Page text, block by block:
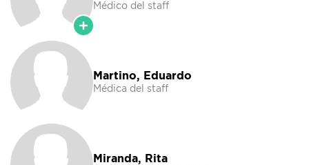
Médico del staff
Martino, Eduardo
Médica del staff
Miranda, Rita